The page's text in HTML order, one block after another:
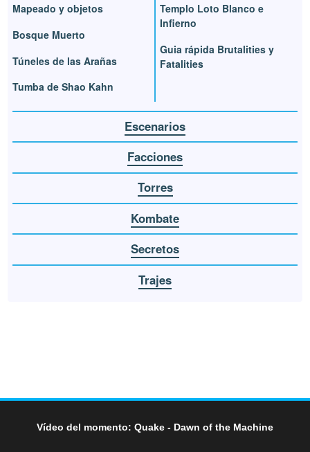
Mapeado y objetos
Bosque Muerto
Túneles de las Arañas
Tumba de Shao Kahn
Templo Loto Blanco e
Infierno
Guia rápida Brutalities y
Fatalities
Escenarios
Facciones
Torres
Kombate
Secretos
Trajes
Vídeo del momento: Quake - Dawn of the Machine